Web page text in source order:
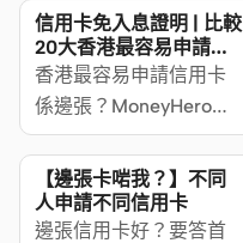
卡及低門檻信用卡，一
文比較最易批信用卡的
年薪要求和優惠，方便
學生、主婦、Freelancer
申請信用卡。
信用卡免入息證明 | 比較
20大香港最容易申請信
用卡/低門檻信用卡
香港最容易申請信用卡
係邊張？MoneyHero精
選19張免入息證明信用
卡及低門檻信用卡，一
文比較最易批信用卡的
年薪要求和優惠，方便
【邊張卡啱我？】不同
人申請不同信用卡
邊張信用卡好？要答首